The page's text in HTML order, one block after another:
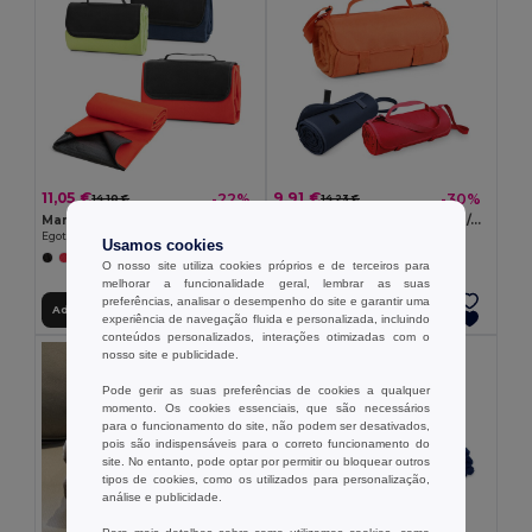
11,05 €14,10 € -22%
Egotier 99076
Adicionar ao Carrinho
9,91 €14,23 € -30%
Manta de tecido polar (160 g/m²)
Adicionar ao Carrinho
Usamos cookies
O nosso site utiliza cookies próprios e de terceiros para
melhorar a funcionalidade geral, lembrar as suas
preferências, analisar o desempenho do site e garantir uma
experiência de navegação fluida e personalizada, incluindo
conteúdos personalizados, interações otimizadas com o
nosso site e publicidade.
Pode gerir as suas preferências de cookies a qualquer
momento. Os cookies essenciais, que são necessários
para o funcionamento do site, não podem ser desativados,
pois são indispensáveis para o correto funcionamento do
site. No entanto, pode optar por permitir ou bloquear outros
tipos de cookies, como os utilizados para personalização,
análise e publicidade.